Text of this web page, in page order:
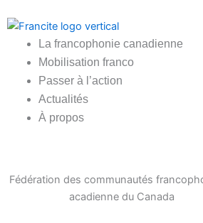
Main
Menu
La francophonie canadienne
Mobilisation franco
Passer à l’action
Actualités
À propos
Fédération des communautés
acadienne du Canada